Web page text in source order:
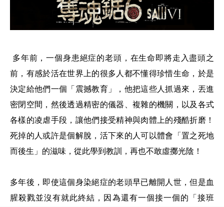
多年前，一個身患絕症的老頭，在生命即將走入盡頭之
前，有感於活在世界上的很多人都不懂得珍惜生命，於是
決定給他們一個「震撼教育」，他把這些人抓過來，丟進
密閉空間，然後透過精密的儀器、複雜的機關，以及各式
各樣的凌虐手段，讓他們接受精神與肉體上的殘酷折磨！
死掉的人或許是個解脫，活下來的人可以體會「置之死地
而後生」的滋味，從此學到教訓，再也不敢虛擲光陰！
多年後，即使這個身染絕症的老頭早已離開人世，但是血
腥殺戮並沒有就此終結，因為還有一個接一個的「接班